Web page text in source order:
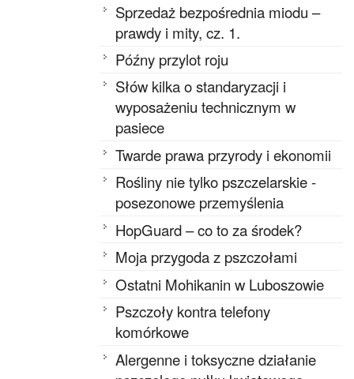
Sprzedaż bezpośrednia miodu –
prawdy i mity, cz. 1.
Późny przylot roju
Słów kilka o standaryzacji i
wyposażeniu technicznym w
pasiece
Twarde prawa przyrody i ekonomii
Rośliny nie tylko pszczelarskie -
posezonowe przemyślenia
HopGuard – co to za środek?
Moja przygoda z pszczołami
Ostatni Mohikanin w Luboszowie
Pszczoły kontra telefony
komórkowe
Alergenne i toksyczne działanie